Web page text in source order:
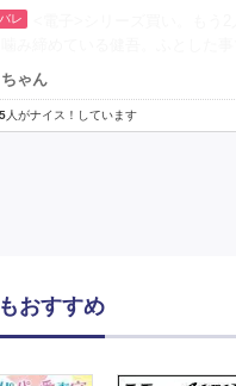
噛み締めている健吾。ふとした
ゃん
人がナイス！しています
おすすめ